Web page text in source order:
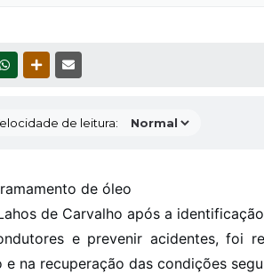
WHATSAPPOUTRAS MÍDIAS
de leitura:
de óleo
de Carvalho após a
e prevenir acidentes, foi
na recuperação das condições